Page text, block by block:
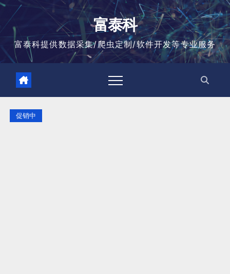
跳
富泰科
富泰科提供数据采集/爬虫定制/软件开发等专业服务
促销中